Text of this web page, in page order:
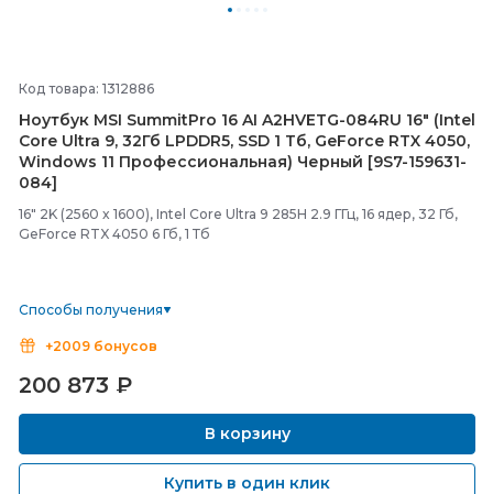
Код товара: 1312886
Ноутбук MSI SummitPro 16 AI A2HVETG-084RU 16" (Intel
Core Ultra 9, 32Гб LPDDR5, SSD 1 Тб, GeForce RTX 4050,
Windows 11 Профессиональная) Черный [9S7-159631-
084]
16" 2K (2560 x 1600), Intel Core Ultra 9 285H 2.9 ГГц, 16 ядер, 32 Гб,
GeForce RTX 4050 6 Гб, 1 Тб
Способы получения
+2009 бонусов
200 873 ₽
В корзину
Купить в один клик